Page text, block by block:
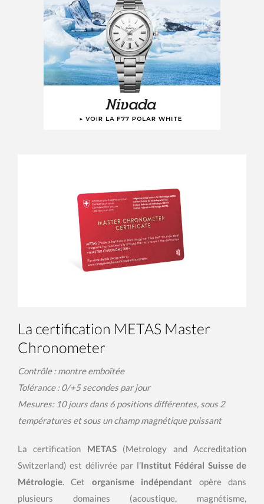
La certification METAS Master
Chronometer
Contrôle : montre emboîtée
Tolérance : 0/+5 secondes par jour
Mesures: 10 jours dans 6 positions différentes, sous 2
températures et sous un champ magnétique puissant
La certification METAS(Metrology and Accreditation
Switzerland) est délivrée par l’Institut Fédéral Suisse de
Métrologie. Cet organisme indépendant opère dans
plusieurs domaines (acoustique, magnétisme,